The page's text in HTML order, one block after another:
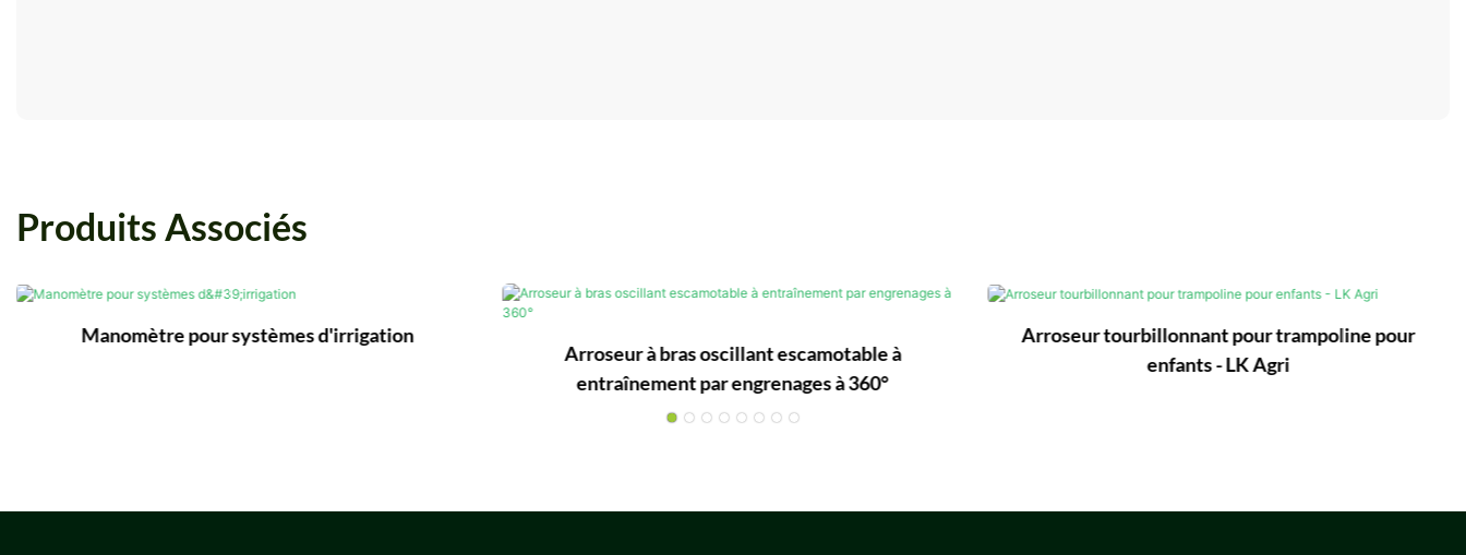
Produits Associés
Manomètre pour systèmes d'irrigation
Arroseur à bras oscillant escamotable à
entraînement par engrenages à 360°
Arroseur tourbillonnant pour trampoline pour
enfants - LK Agri